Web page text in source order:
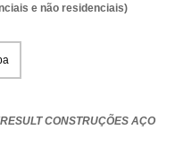
e não residenciais)
CONSTRUÇÕES AÇO